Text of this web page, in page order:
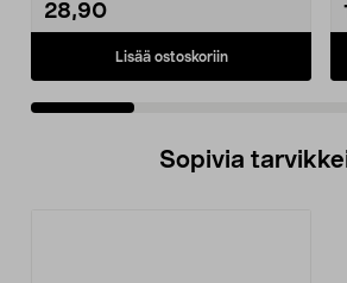
28,90
Lisää ostoskoriin
Sopivia